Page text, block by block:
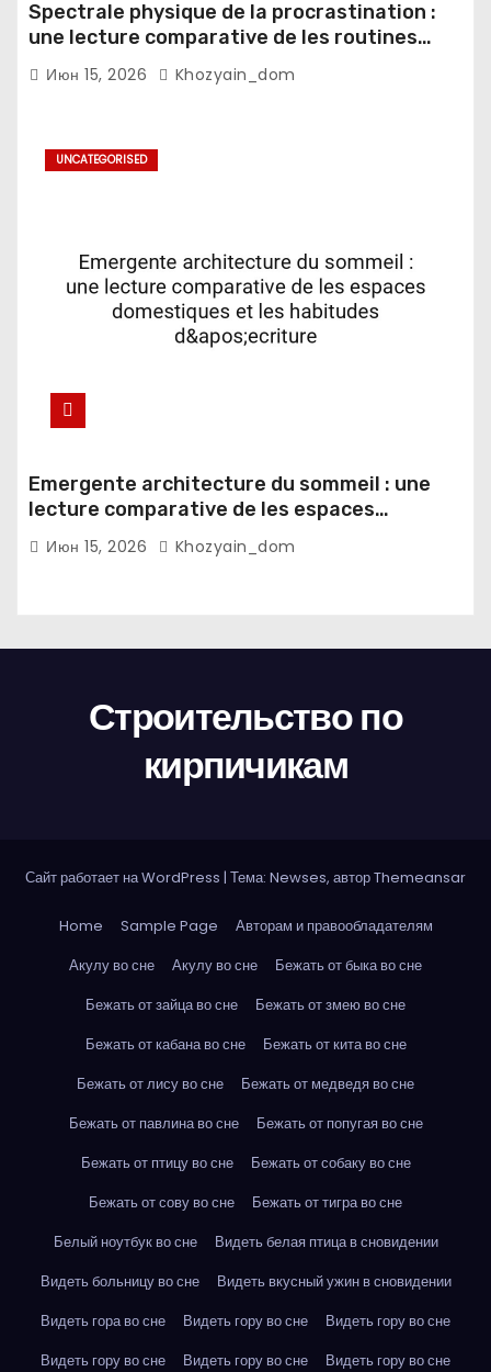
Spectrale physique de la procrastination :
une lecture comparative de les routines
numeriques et les notifications mobiles
Июн 15, 2026 Khozyain_dom
UNCATEGORISED
Emergente architecture du sommeil : une
lecture comparative de les espaces
domestiques et les habitudes d'ecriture
Июн 15, 2026 Khozyain_dom
Строительство по
кирпичикам
Сайт работает на WordPress | Тема: Newses, авторThemeansar
Home Sample Page
Авторам и правообладателям
Акулу во сне
Акулу во сне
Бежать от быка во сне
Бежать от зайца во сне
Бежать от змею во сне
Бежать от кабана во сне
Бежать от кита во сне
Бежать от лису во сне
Бежать от медведя во сне
Бежать от павлина во сне
Бежать от попугая во сне
Бежать от птицу во сне
Бежать от собаку во сне
Бежать от сову во сне
Бежать от тигра во сне
Белый ноутбук во сне
Видеть белая птица в сновидении
Видеть больницу во сне
Видеть вкусный ужин в сновидении
Видеть гора во сне
Видеть гору во сне
Видеть гору во сне
Видеть гору во сне
Видеть гору во сне
Видеть гору во сне